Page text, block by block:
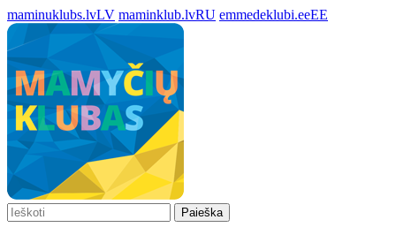
maminuklubs.lvLV maminklub.lvRU emmedeklubi.eeEE
Paieška